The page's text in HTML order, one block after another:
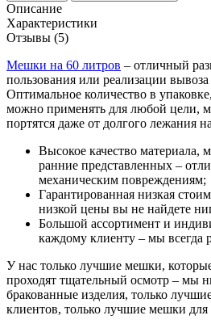
Описание
Характеристики
Отзывы (5)
Мешки на 60 литров – отличный
пользования или реализации
Оптимальное количество в
можно применять для любой цели,
портятся даже от долгого лежания
Высокое качество материала,
ранние представленных –
механическим повреждениям;
Гарантированная низкая
низкой цены вы не найдете
Большой ассортимент и
каждому клиенту – мы всегда
У нас только лучшие мешки,
проходят тщательный осмотр – мы
бракованные изделия, только
клиентов, только лучшие мешки для